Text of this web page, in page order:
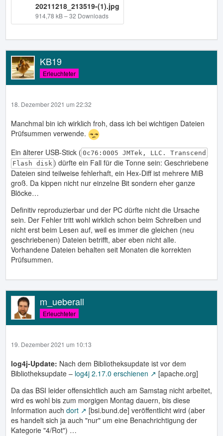
20211218_213519-(1).jpg
914,78 kB – 32 Downloads
KB19
Erleuchteter
18. Dezember 2021 um 22:32
Manchmal bin ich wirklich froh, dass ich bei wichtigen Dateien
Prüfsummen verwende.
Ein älterer USB-Stick ( 0c76:0005 JMTek, LLC. Transcend
Flash disk ) dürfte ein Fall für die Tonne sein: Geschriebene
Dateien sind teilweise fehlerhaft, ein Hex-Diff ist mehrere MiB
groß. Da kippen nicht nur einzelne Bit sondern eher ganze
Blöcke…
Definitiv reproduzierbar und der PC dürfte nicht die Ursache
sein. Der Fehler tritt wohl wirklich schon beim Schreiben und
nicht erst beim Lesen auf, weil es immer die gleichen (neu
geschriebenen) Dateien betrifft, aber eben nicht alle.
Vorhandene Dateien behalten seit Monaten die korrekten
Prüfsummen.
m_ueberall
Erleuchteter
19. Dezember 2021 um 10:13
log4j-Update: Nach dem Bibliotheksupdate ist vor dem
Bibliotheksupdate – log4j 2.17.0 erschienen
[apache.org]
Da das BSI leider offensichtlich auch am Samstag nicht arbeitet,
wird es wohl bis zum morgigen Montag dauern, bis diese
Information auch dort
[bsi.bund.de] veröffentlicht wird (aber
es handelt sich ja auch "nur" um eine Benachrichtigung der
Kategorie "4/Rot") …